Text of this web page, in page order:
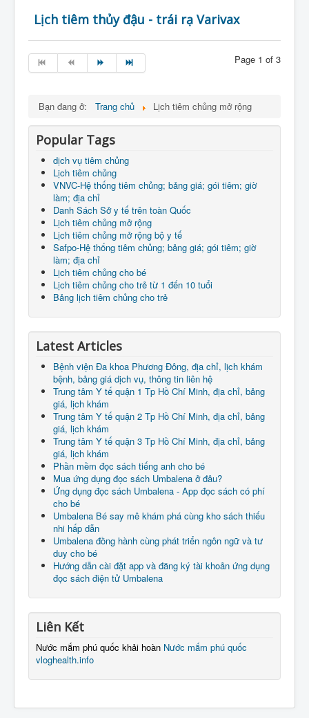
Lịch tiêm thủy đậu - trái rạ Varivax
Page 1 of 3
Bạn đang ở: Trang chủ Lịch tiêm chủng mở rộng
Popular Tags
dịch vụ tiêm chủng
Lịch tiêm chủng
VNVC-Hệ thống tiêm chủng; bảng giá; gói tiêm; giờ
làm; địa chỉ
Danh Sách Sở y tế trên toàn Quốc
Lịch tiêm chủng mở rộng
Lịch tiêm chủng mở rộng bộ y tế
Safpo-Hệ thống tiêm chủng; bảng giá; gói tiêm; giờ
làm; địa chỉ
Lịch tiêm chủng cho bé
Lịch tiêm chủng cho trẻ từ 1 đến 10 tuổi
Bảng lịch tiêm chủng cho trẻ
Latest Articles
Bệnh viện Đa khoa Phương Đông, địa chỉ, lịch khám
bệnh, bảng giá dịch vụ, thông tin liên hệ
Trung tâm Y tế quận 1 Tp Hồ Chí Minh, địa chỉ, bảng
giá, lịch khám
Trung tâm Y tế quận 2 Tp Hồ Chí Minh, địa chỉ, bảng
giá, lịch khám
Trung tâm Y tế quận 3 Tp Hồ Chí Minh, địa chỉ, bảng
giá, lịch khám
Phần mềm đọc sách tiếng anh cho bé
Mua ứng dụng đọc sách Umbalena ở đâu?
Ứng dụng đọc sách Umbalena - App đọc sách có phí
cho bé
Umbalena Bé say mê khám phá cùng kho sách thiếu
nhi hấp dẫn
Umbalena đồng hành cùng phát triển ngôn ngữ và tư
duy cho bé
Hướng dẫn cài đặt app và đăng ký tài khoản ứng dụng
đọc sách điện tử Umbalena
Liên Kết
Nước mắm phú quốc khải hoàn Nước mắm phú quốc
vloghealth.info